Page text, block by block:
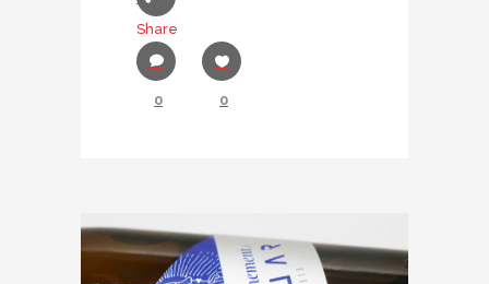
Share
0 0